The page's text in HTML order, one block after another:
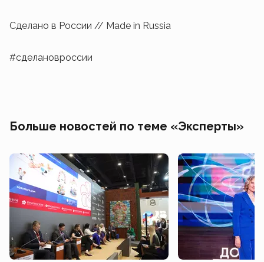
Сделано в России // Made in Russia
#сделановроссии
Больше новостей по теме «Эксперты»